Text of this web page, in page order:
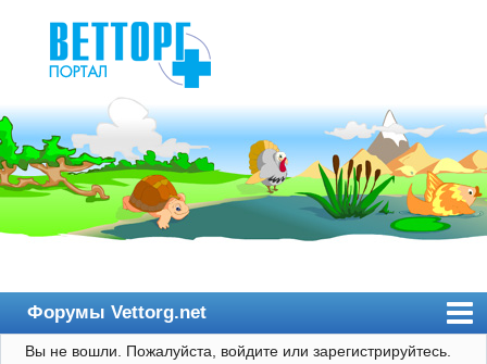
Форумы Vettorg.net
Главная
Вы не вошли. Пожалуйста, войдите или зарегистрируйтесь.